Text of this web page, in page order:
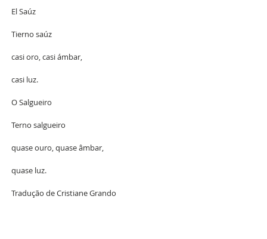
El Saúz
Tierno saúz
casi oro, casi ámbar,
casi luz.
O Salgueiro
Terno salgueiro
quase ouro, quase âmbar,
quase luz.
Tradução de Cristiane Grando